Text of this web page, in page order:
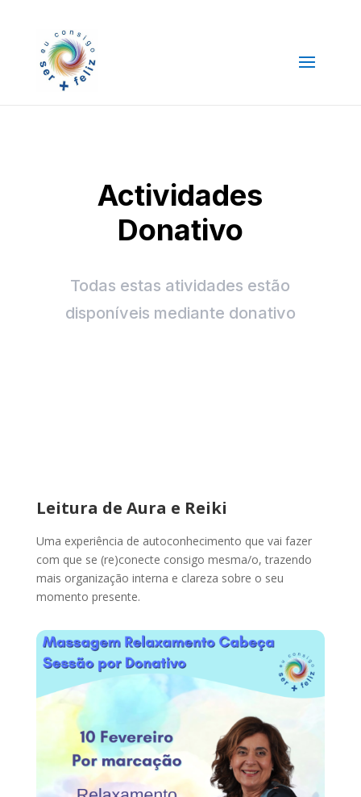
Actividades
Donativo
Todas estas atividades estão
disponíveis mediante donativo
Leitura de Aura e Reiki
Uma experiência de autoconhecimento que vai fazer
com que se (re)conecte consigo mesma/o, trazendo
mais organização interna e clareza sobre o seu
momento presente.